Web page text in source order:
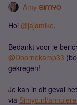
Amy
Hoi @jajamike,
Bedankt voor je
@Doornekamp33
gekregen!
Je kan in dit geval
via Simyo.nl/